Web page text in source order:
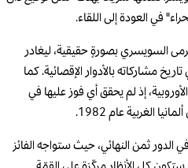
في العودة إلى اللقاء.
السويسري بصورةٍ حقيقية، ليغادر
مشاركاته بالأدوار الإقصائية. كما
إذ لم يحقق أي فوز عليها في
الغربية عام 1982.
الدور ثمن النهائي، حيث ستواجه الفائز